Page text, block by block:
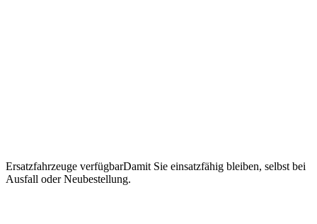
Ersatzfahrzeuge verfügbarDamit Sie einsatzfähig bleiben, selbst bei
Ausfall oder Neubestellung.